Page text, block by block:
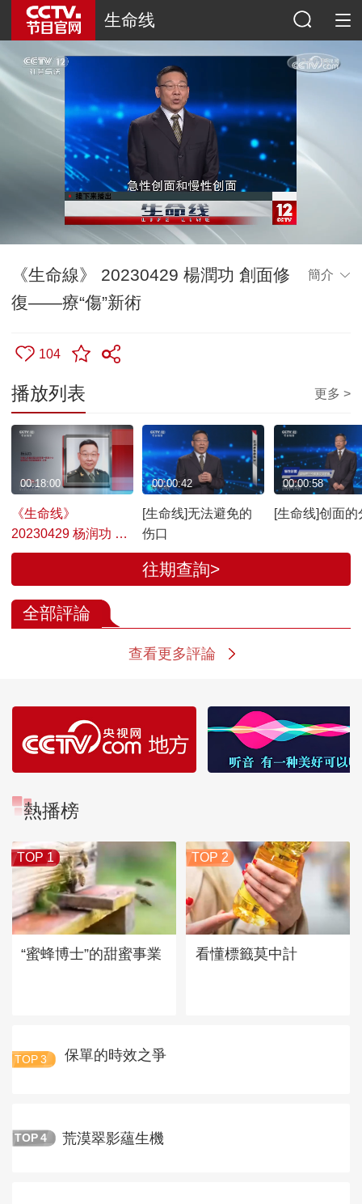
生命线
《生命線》 20230429 楊潤功 創面修
復——療“傷”新術
簡介
104
播放列表 更多 >
《生命线》
20230429 杨润功 创
面修复——疗“伤”新
00:18:00
[生命线]无法避免的
伤口
00:00:42
[生命线]创面的
00:00:58
往期查詢>
全部評論
查看更多評論
熱播榜
TOP 1
“蜜蜂博士”的甜蜜事業
TOP 2
看懂標籤莫中計
TOP 3 保單的時效之爭
TOP 4 荒漠翠影蘊生機